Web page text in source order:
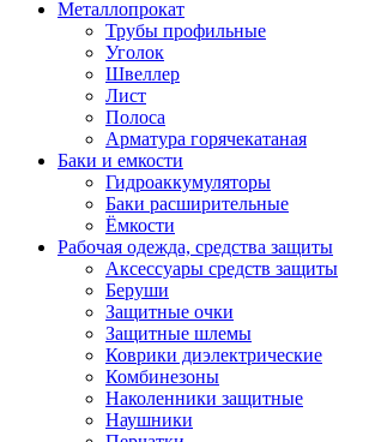
Металлопрокат
Трубы профильные
Уголок
Швеллер
Лист
Полоса
Арматура горячекатаная
Баки и емкости
Гидроаккумуляторы
Баки расширительные
Ёмкости
Рабочая одежда, средства защиты
Аксессуары средств защиты
Беруши
Защитные очки
Защитные шлемы
Коврики диэлектрические
Комбинезоны
Наколенники защитные
Наушники